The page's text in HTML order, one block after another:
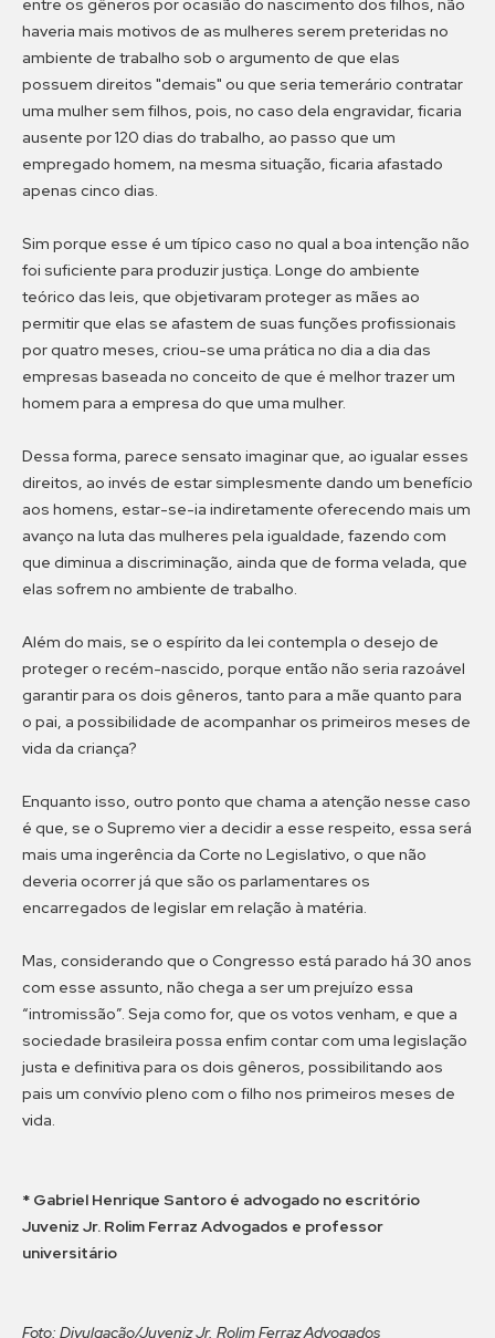
entre os gêneros por ocasião do nascimento dos filhos, não
haveria mais motivos de as mulheres serem preteridas no
ambiente de trabalho sob o argumento de que elas
possuem direitos "demais" ou que seria temerário contratar
uma mulher sem filhos, pois, no caso dela engravidar, ficaria
ausente por 120 dias do trabalho, ao passo que um
empregado homem, na mesma situação, ficaria afastado
apenas cinco dias.
Sim porque esse é um típico caso no qual a boa intenção não
foi suficiente para produzir justiça. Longe do ambiente
teórico das leis, que objetivaram proteger as mães ao
permitir que elas se afastem de suas funções profissionais
por quatro meses, criou-se uma prática no dia a dia das
empresas baseada no conceito de que é melhor trazer um
homem para a empresa do que uma mulher.
Dessa forma, parece sensato imaginar que, ao igualar esses
direitos, ao invés de estar simplesmente dando um benefício
aos homens, estar-se-ia indiretamente oferecendo mais um
avanço na luta das mulheres pela igualdade, fazendo com
que diminua a discriminação, ainda que de forma velada, que
elas sofrem no ambiente de trabalho.
Além do mais, se o espírito da lei contempla o desejo de
proteger o recém-nascido, porque então não seria razoável
garantir para os dois gêneros, tanto para a mãe quanto para
o pai, a possibilidade de acompanhar os primeiros meses de
vida da criança?
Enquanto isso, outro ponto que chama a atenção nesse caso
é que, se o Supremo vier a decidir a esse respeito, essa será
mais uma ingerência da Corte no Legislativo, o que não
deveria ocorrer já que são os parlamentares os
encarregados de legislar em relação à matéria.
Mas, considerando que o Congresso está parado há 30 anos
com esse assunto, não chega a ser um prejuízo essa
“intromissão”. Seja como for, que os votos venham, e que a
sociedade brasileira possa enfim contar com uma legislação
justa e definitiva para os dois gêneros, possibilitando aos
pais um convívio pleno com o filho nos primeiros meses de
vida.
* Gabriel Henrique Santoro é advogado no escritório
Juveniz Jr. Rolim Ferraz Advogados e professor
universitário
Foto: Divulgação/Juveniz Jr. Rolim Ferraz Advogados